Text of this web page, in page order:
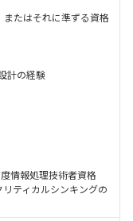
またはそれに準ずる資格
計の経験
情報処理技術者資格
ティカルシンキングの